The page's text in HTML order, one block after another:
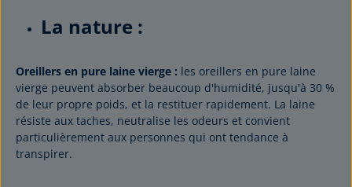
La nature :
Oreillers en pure laine vierge : les oreillers en pure laine
vierge peuvent absorber beaucoup d'humidité, jusqu'à 30 %
de leur propre poids, et la restituer rapidement. La laine
résiste aux taches, neutralise les odeurs et convient
particulièrement aux personnes qui ont tendance à
transpirer.